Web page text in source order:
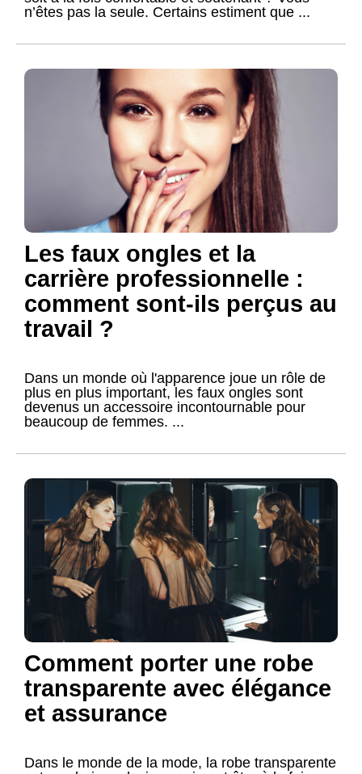
n’êtes pas la seule. Certains estiment que ...
Les faux ongles et la
carrière professionnelle :
comment sont-ils perçus au
travail ?
Dans un monde où l'apparence joue un rôle de
plus en plus important, les faux ongles sont
devenus un accessoire incontournable pour
beaucoup de femmes. ...
Comment porter une robe
transparente avec élégance
et assurance
Dans le monde de la mode, la robe transparente